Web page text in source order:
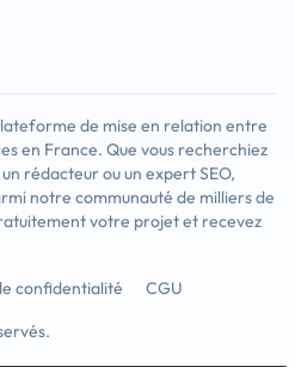
de mise en relation entre
en France. Que vous recherchiez
rédacteur ou un expert SEO,
notre communauté de milliers de
votre projet et recevez
confidentialité
CGU